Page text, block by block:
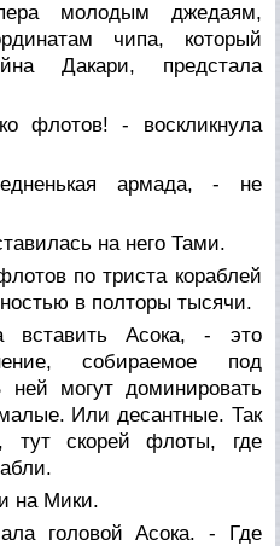
молодым джедаям,
чипа, который
Дакари, предстала
флотов! - воскликнула
армада, - не
на него Тами.
по триста кораблей
в полторы тысячи.
Асока, - это
собираемое под
ней могут доминировать
Или десантные. Так
тут скорей флоты, где
на Мики.
головой Асока. - Где